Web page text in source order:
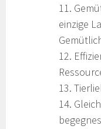
11.
einzige
12.
13.
14.